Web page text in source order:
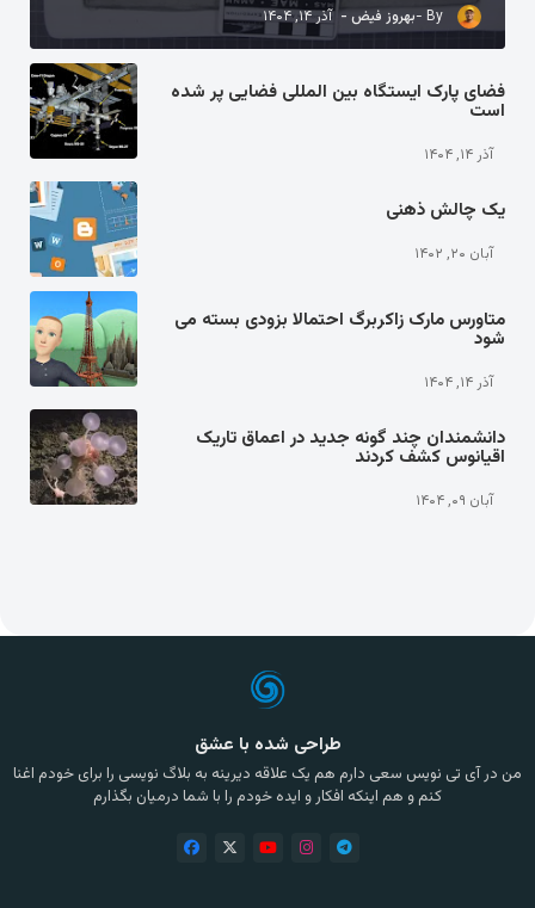
بهروز فیض آذر ۱۴, ۱۴۰۴
فضای پارک ایستگاه بین المللی فضایی پر شده
است
آذر ۱۴, ۱۴۰۴
یک چالش ذهنی
آبان ۲۰, ۱۴۰۲
متاورس مارک زاکربرگ احتمالا بزودی بسته می
شود
آذر ۱۴, ۱۴۰۴
دانشمندان چند گونه جدید در اعماق تاریک
اقیانوس کشف کردند
آبان ۰۹, ۱۴۰۴
طراحی شده با عشق
من در آی تی نویس سعی دارم هم یک علاقه دیرینه به بلاگ نویسی را برای خودم اغنا
کنم و هم اینکه افکار و ایده خودم را با شما درمیان بگذارم